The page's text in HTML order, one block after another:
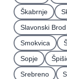
Škabrnje
Slavonski Brod
Smokvica
Sopje
Srebreno